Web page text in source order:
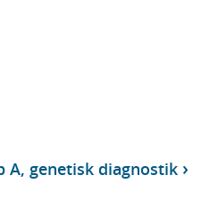
A, genetisk diagnostik